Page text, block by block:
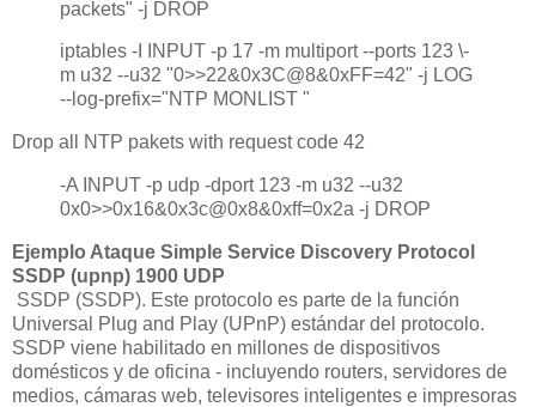
packets" -j DROP
iptables -I INPUT -p 17 -m multiport --ports 123 \-
m u32 --u32 "0>>22&0x3C@8&0xFF=42" -j LOG
--log-prefix="NTP MONLIST "
Drop all NTP pakets with request code 42
-A INPUT -p udp -dport 123 -m u32 --u32
0x0>>0x16&0x3c@0x8&0xff=0x2a -j DROP
Ejemplo Ataque Simple Service Discovery Protocol
SSDP (upnp) 1900 UDP
SSDP (SSDP). Este protocolo es parte de la función
Universal Plug and Play (UPnP) estándar del protocolo.
SSDP viene habilitado en millones de dispositivos
domésticos y de oficina - incluyendo routers, servidores de
medios, cámaras web, televisores inteligentes e impresoras